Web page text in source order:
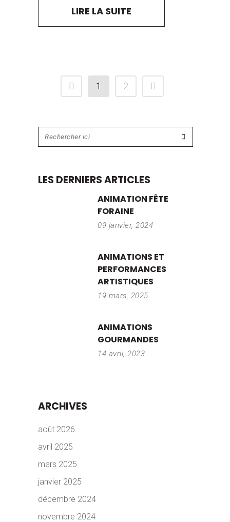
LIRE LA SUITE
1 2
LES DERNIERS ARTICLES
ANIMATION FÊTE
FORAINE
09 janvier, 2024
ANIMATIONS ET
PERFORMANCES
ARTISTIQUES
19 mars, 2025
ANIMATIONS
GOURMANDES
14 avril, 2023
ARCHIVES
août 2026
avril 2025
mars 2025
janvier 2025
décembre 2024
novembre 2024